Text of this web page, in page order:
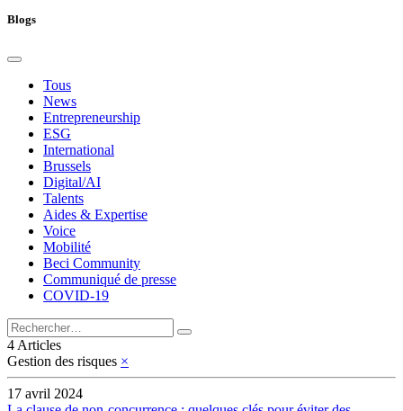
Blogs
Tous
News
Entrepreneurship
ESG
International
Brussels
Digital/AI
Talents
Aides & Expertise
Voice
Mobilité
Beci Community
Communiqué de presse
COVID-19
4 Articles
Gestion des risques ×
17 avril 2024